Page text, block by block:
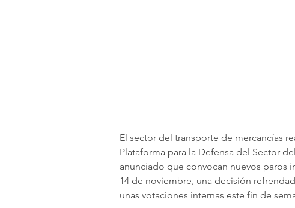
El sector del transporte de mercancías
Plataforma para la Defensa del Sector
anunciado que convocan nuevos paros
14 de noviembre, una decisión
unas votaciones internas este fin de